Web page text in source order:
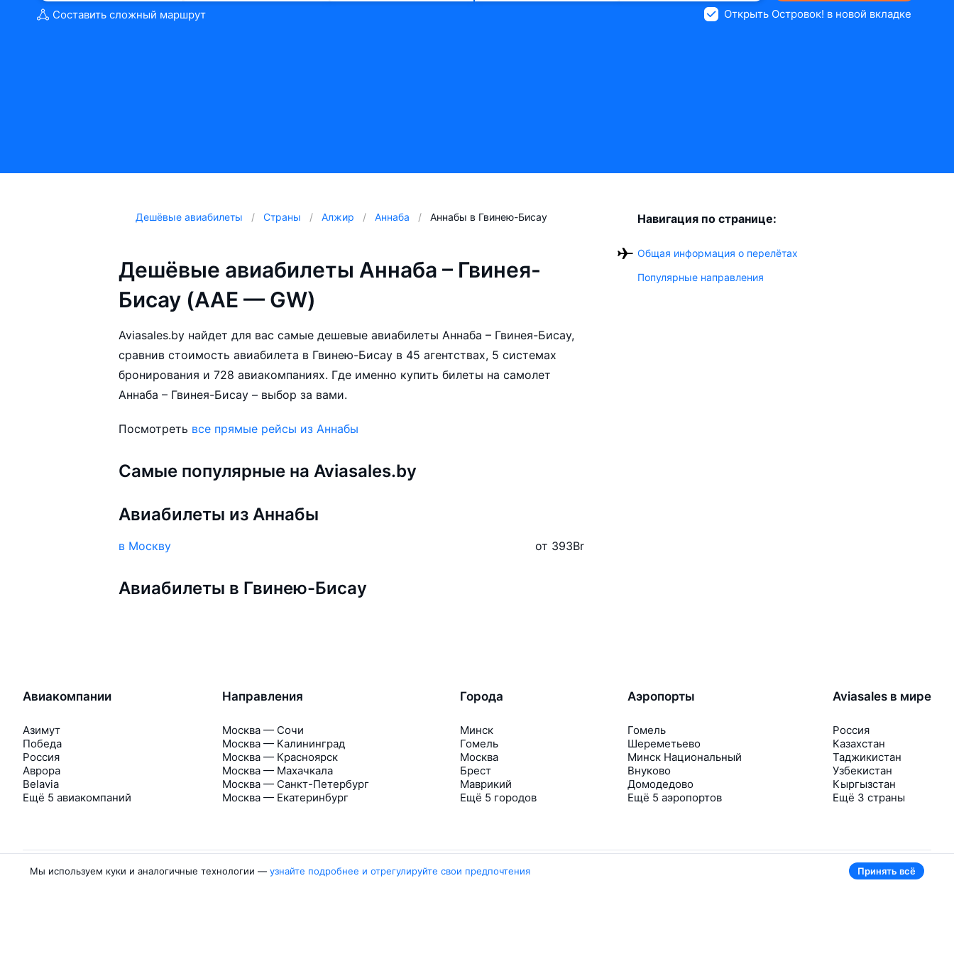
Составить сложный маршрут Открыть Островок! в новой вкладке
Дешёвые авиабилеты Страны Алжир Аннаба Аннабы в Гвинею-Бисау
Дешёвые авиабилеты Аннаба – Гвинея-
Бисау (AAE — GW)
Aviasales.by найдет для вас самые дешевые авиабилеты Аннаба – Гвинея-Бисау,
сравнив стоимость авиабилета в Гвинею-Бисау в 45 агентствах, 5 системах
бронирования и 728 авиакомпаниях. Где именно купить билеты на самолет
Аннаба – Гвинея-Бисау – выбор за вами.
Посмотреть все прямые рейсы из Аннабы
Самые популярные на Aviasales.by
Авиабилеты из Аннабы
в Москву от 393Br
Авиабилеты в Гвинею-Бисау
Навигация по странице:
Общая информация о перелётах
Популярные направления
Авиакомпании
Азимут
Победа
Россия
Аврора
Belavia
Ещё 5 авиакомпаний
Направления
Москва — Сочи
Москва — Калининград
Москва — Красноярск
Москва — Махачкала
Москва — Санкт-Петербург
Москва — Екатеринбург
Города
Минск
Гомель
Москва
Брест
Маврикий
Ещё 5 городов
Аэропорты
Гомель
Шереметьево
Минск Национальный
Внуково
Домодедово
Ещё 5 аэропортов
Aviasales в мире
Россия
Казахстан
Таджикистан
Узбекистан
Кыргызстан
Ещё 3 страны
Мы используем куки и аналогичные технологии — узнайте подробнее и отрегулируйте свои предпочтения Принять всё